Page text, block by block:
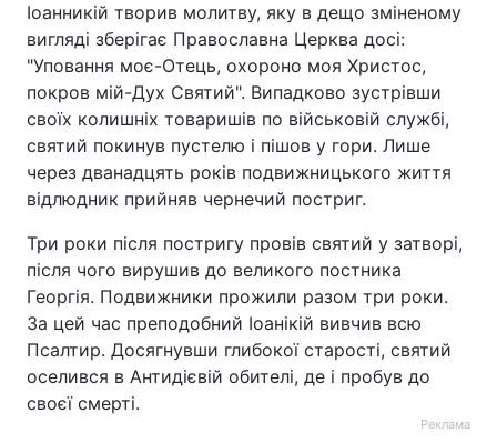
Іоанникій творив молитву, яку в дещо зміненому
вигляді зберігає Православна Церква досі:
"Уповання моє-Отець, охороно моя Христос,
покров мій-Дух Святий". Випадково зустрівши
своїх колишніх товаришів по військовій службі,
святий покинув пустелю і пішов у гори. Лише
через дванадцять років подвижницького життя
відлюдник прийняв чернечий постриг.
Три роки після постригу провів святий у затворі,
після чого вирушив до великого постника
Георгія. Подвижники прожили разом три роки.
За цей час преподобний Іоанікій вивчив всю
Псалтир. Досягнувши глибокої старості, святий
оселився в Антидієвій обителі, де і пробув до
своєї смерті.
Реклама